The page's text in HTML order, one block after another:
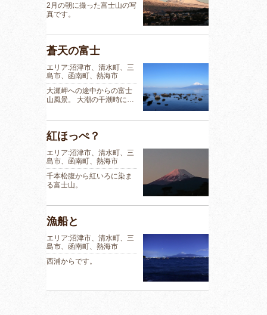
2月の朝に撮った富士山の写
真です。
蒼天の富士
エリア:沼津市、清水町、三
島市、函南町、熱海市
大瀬岬への途中からの富士
山風景。 大潮の干潮時に…
紅ほっぺ？
エリア:沼津市、清水町、三
島市、函南町、熱海市
千本松腹から紅いろに染ま
る富士山。
漁船と
エリア:沼津市、清水町、三
島市、函南町、熱海市
西浦からです。